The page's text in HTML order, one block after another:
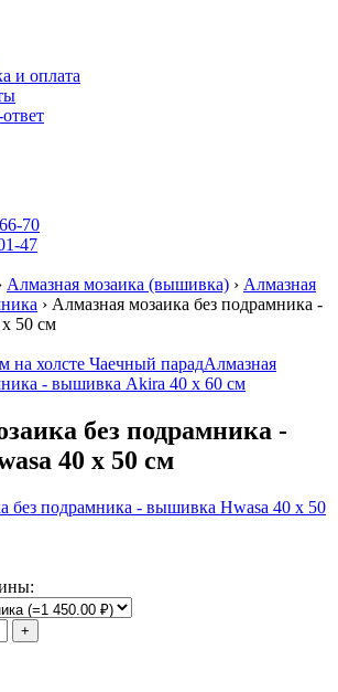
и оплата
70
47
Алмазная мозаика (вышивка) › Алмазная
› Алмазная мозаика без подрамника -
50 см
на холсте Чаечный парадАлмазная
- вышивка Akira 40 х 60 см
без подрамника -
40 х 50 см